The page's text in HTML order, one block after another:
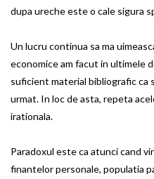
dupa ureche este o cale sigura
Un lucru continua sa ma
economice am facut in ultimele
suficient material bibliografic ca
urmat. In loc de asta, repeta
irationala.
Paradoxul este ca atunci cand
finantelor personale, populatia